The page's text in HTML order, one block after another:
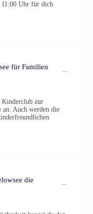
11:00 Uhr für dich
für Familien
Kinderclub zur
an. Auch werden die
die